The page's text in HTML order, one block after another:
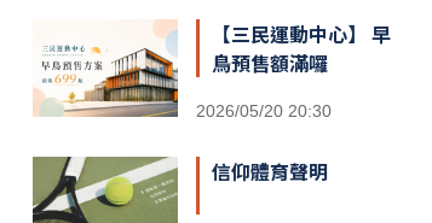
【三民運動中心】 早
鳥預售額滿囉
2026/05/20 20:30
信仰體育聲明